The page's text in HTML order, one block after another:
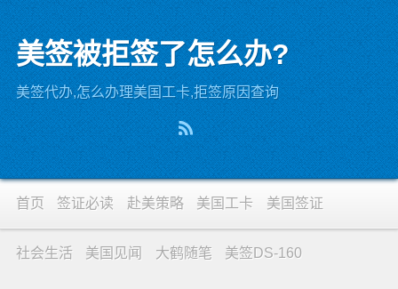
美签被拒签了怎么办?
美签代办,怎么办理美国工卡,拒签原因查询
首页 签证必读 赴美策略 美国工卡 美国签证
社会生活 美国见闻 大鹤随笔 美签DS-160